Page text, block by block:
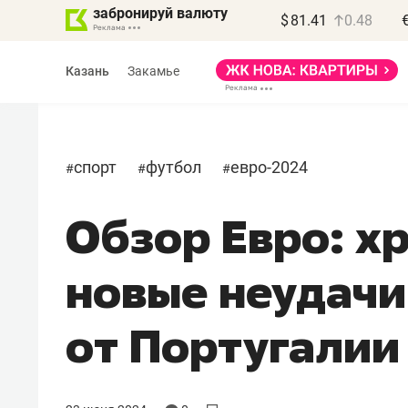
забронируй валюту $ 81.41 0.48
Казань Закамье
#спорт #футбол #евро-2024
Обзор Евро:
новые
от Португалии
Василь Мазитов
МАРТ
«Не зная местных
правил, бизнес может
потерять минимум
полгода»